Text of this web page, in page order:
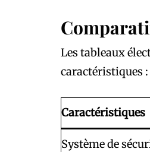
Les tableaux
caractéristiques :
Caractéristiques
Système de